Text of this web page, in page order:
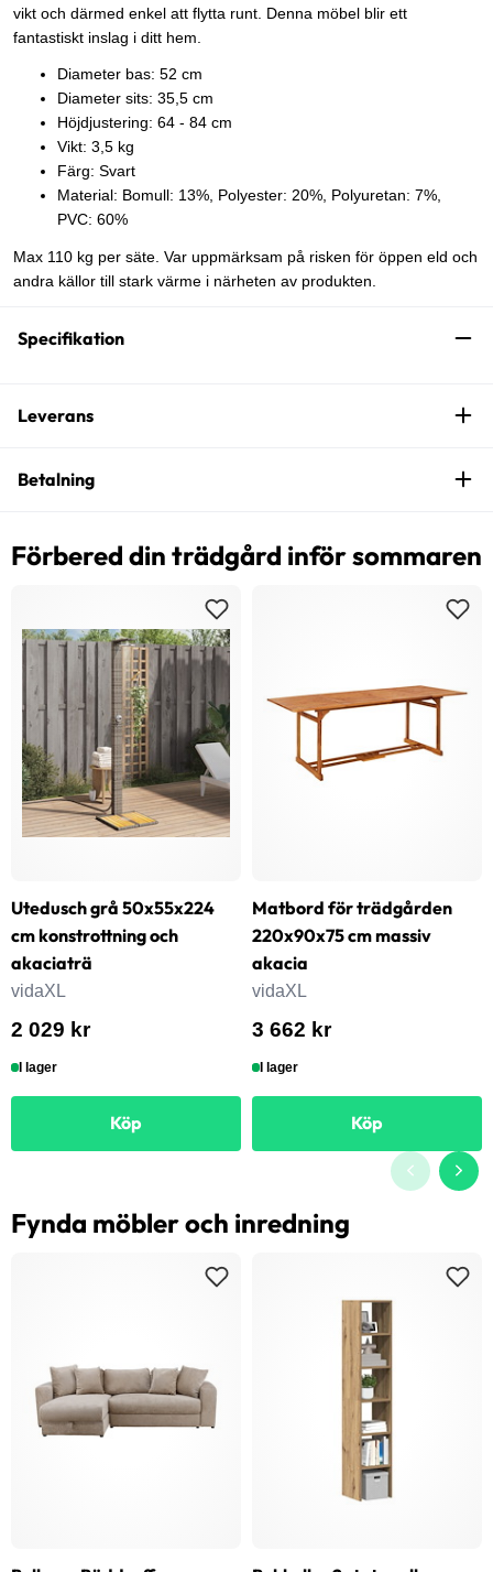
vikt och därmed enkel att flytta runt. Denna möbel blir ett
fantastiskt inslag i ditt hem.
Diameter bas: 52 cm
Diameter sits: 35,5 cm
Höjdjustering: 64 - 84 cm
Vikt: 3,5 kg
Färg: Svart
Material: Bomull: 13%, Polyester: 20%, Polyuretan: 7%,
PVC: 60%
Max 110 kg per säte. Var uppmärksam på risken för öppen eld och
andra källor till stark värme i närheten av produkten.
Specifikation
Leverans
Betalning
Förbered din trädgård inför sommaren
Utedusch grå 50x55x224
cm konstrottning och
akaciaträ
vidaXL
2 029 kr
I lager
Köp
Matbord för trädgården
220x90x75 cm massiv
akacia
vidaXL
3 662 kr
I lager
Köp
Fynda möbler och inredning